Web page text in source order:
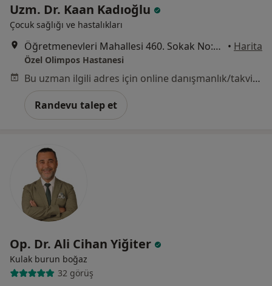
Uzm. Dr. Kaan Kadıoğlu
Çocuk sağlığı ve hastalıkları
Öğretmenevleri Mahallesi 460. Sokak No:48, Konyaaltı • Harita
Özel Olimpos Hastanesi
Bu uzman ilgili adres için online danışmanlık/takvim sunmuyor.
Randevu talep et
Op. Dr. Ali Cihan Yiğiter
Kulak burun boğaz
32 görüş